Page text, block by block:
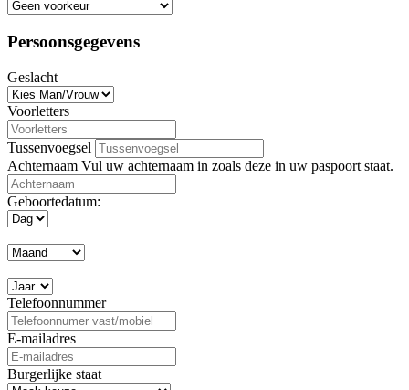
Persoonsgegevens
Geslacht
Voorletters
Tussenvoegsel
Achternaam Vul uw achternaam in zoals deze in uw paspoort staat.
Geboortedatum:
Telefoonnummer
E-mailadres
Burgerlijke staat